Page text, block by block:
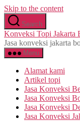
Skip to the content
Search
Konveksi Topi Jakarta
Jasa konveksi jakarta
Menu
Alamat kami
Artikel topi
Jasa Konveksi
Jasa Konveksi
Jasa Konveksi
Jasa Konveksi